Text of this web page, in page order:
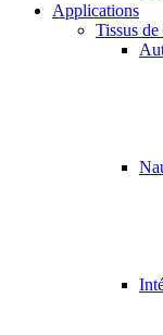
Applications
Tissus de